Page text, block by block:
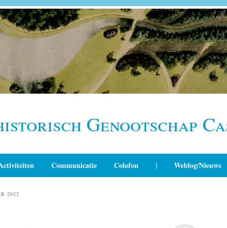
Genootschap
Communicatie Colofon | Weblog/Nieuws
2022